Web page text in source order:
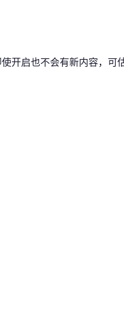
开启也不会有新内容，可